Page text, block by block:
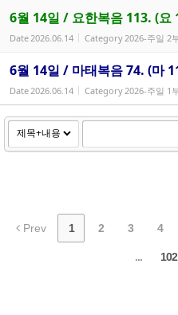
6월 14일 / 요한복음 113. (요
Date2026.06.14 Category2026-주일 2
6월 14일 / 마태복음 74. (마
Date2026.06.14 Category2026-주일 1
Prev 1 2 3 4
... 102